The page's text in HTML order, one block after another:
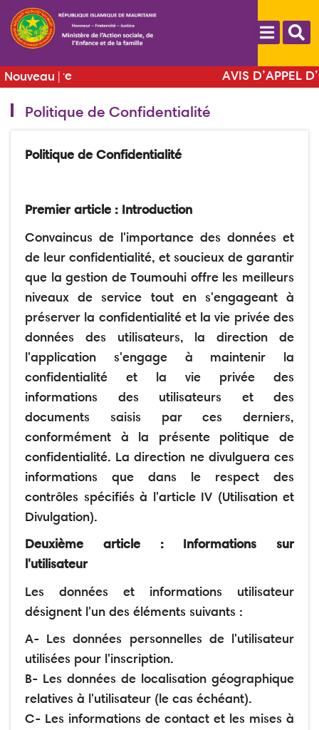
Aller
au
contenu
principal
Nouveau
AVIS D’APPEL D’OFFRES
techniques d'aide au
Politique de Confidentialité
Politique de Confidentialité
Premier article : Introduction
Convaincus de l'importance des données et
de leur confidentialité, et soucieux de garantir
que la gestion de Toumouhi offre les meilleurs
niveaux de service tout en s'engageant à
préserver la confidentialité et la vie privée des
données des utilisateurs, la direction de
l'application s'engage à maintenir la
confidentialité et la vie privée des
informations des utilisateurs et des
documents saisis par ces derniers,
conformément à la présente politique de
confidentialité. La direction ne divulguera ces
informations que dans le respect des
contrôles spécifiés à l'article IV (Utilisation et
Divulgation).
Deuxième article : Informations sur
l'utilisateur
Les données et informations utilisateur
désignent l'un des éléments suivants :
A- Les données personnelles de l'utilisateur
utilisées pour l'inscription.
B- Les données de localisation géographique
relatives à l'utilisateur (le cas échéant).
C- Les informations de contact et les mises à